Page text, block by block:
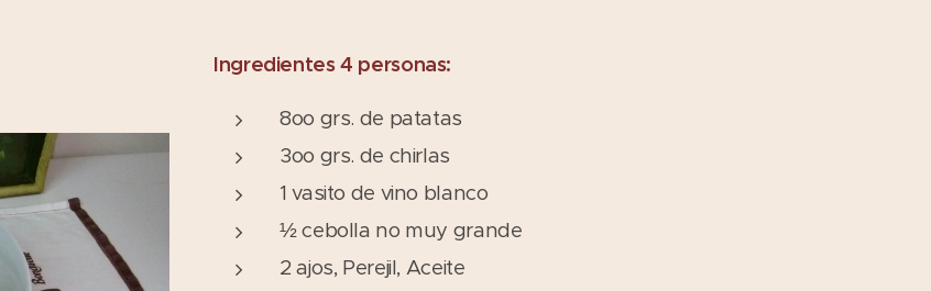
Ingredientes 4 personas:
8oo grs. de patatas
3oo grs. de chirlas
1 vasito de vino blanco
½ cebolla no muy grande
2 ajos, Perejil, Aceite